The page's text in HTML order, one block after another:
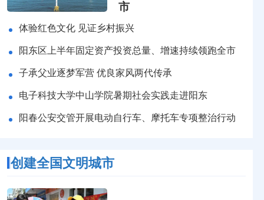
市
体验红色文化 见证乡村振兴
阳东区上半年固定资产投资总量、增速持续领跑全市
子承父业逐梦军营 优良家风两代传承
电子科技大学中山学院暑期社会实践走进阳东
阳春公安交管开展电动自行车、摩托车专项整治行动
创建全国文明城市